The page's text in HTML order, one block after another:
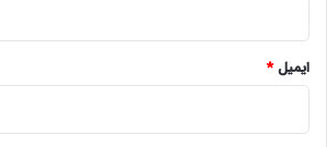
ایمیل*